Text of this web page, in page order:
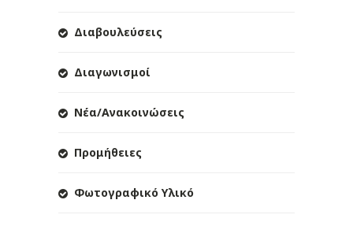
Διαβουλεύσεις
Διαγωνισμοί
Νέα/Ανακοινώσεις
Προμήθειες
Φωτογραφικό Υλικό